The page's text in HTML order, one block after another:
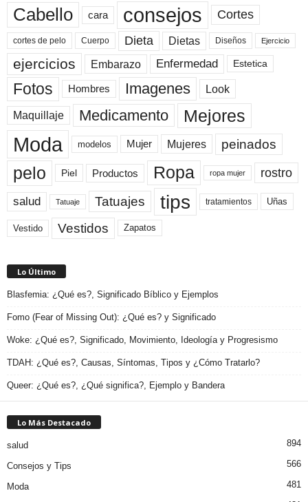
Cabello cara consejos Cortes
cortes de pelo Cuerpo Dieta Dietas Diseños Ejercicio
ejercicios Embarazo Enfermedad Estetica
Fotos Hombres Imagenes Look
Maquillaje Medicamento Mejores
Moda modelos Mujer Mujeres peinados
pelo Piel Productos Ropa ropa mujer rostro
salud Tatuaje Tatuajes tips tratamientos Uñas
Vestido Vestidos Zapatos
Lo Último
Blasfemia: ¿Qué es?, Significado Bíblico y Ejemplos
Fomo (Fear of Missing Out): ¿Qué es? y Significado
Woke: ¿Qué es?, Significado, Movimiento, Ideología y Progresismo
TDAH: ¿Qué es?, Causas, Síntomas, Tipos y ¿Cómo Tratarlo?
Queer: ¿Qué es?, ¿Qué significa?, Ejemplo y Bandera
Lo Más Destacado
salud 894
Consejos y Tips 566
Moda
481